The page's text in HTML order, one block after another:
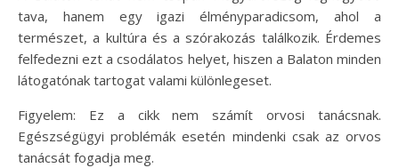
tava, hanem egy igazi élményparadicsom, ahol a
természet, a kultúra és a szórakozás találkozik. Érdemes
felfedezni ezt a csodálatos helyet, hiszen a Balaton minden
látogatónak tartogat valami különlegeset.
Figyelem: Ez a cikk nem számít orvosi tanácsnak.
Egészségügyi problémák esetén mindenki csak az orvos
tanácsát fogadja meg.